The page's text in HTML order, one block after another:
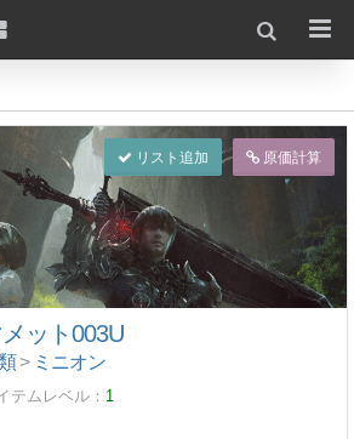
リスト追加 原価計算
ット003U
> ミニオン
テムレベル： 1